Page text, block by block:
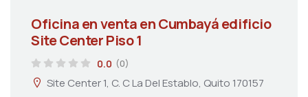
Oficina en venta en Cumbayá edificio
Site Center Piso 1
0.0 (0)
Site Center 1, C. C La Del Establo, Quito 170157